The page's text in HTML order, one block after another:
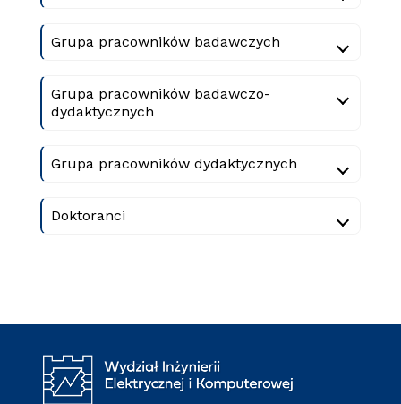
Grupa pracowników badawczych
Grupa pracowników badawczo-
dydaktycznych
Grupa pracowników dydaktycznych
Doktoranci